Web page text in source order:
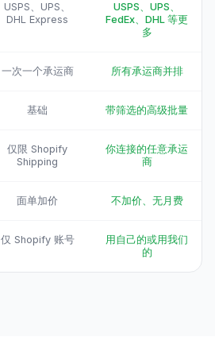
USPS、UPS、
DHL Express
USPS、UPS、
FedEx、DHL 等更
多
一次一个承运商 所有承运商并排
基础 带筛选的高级批量
仅限 Shopify
Shipping
你连接的任意承运
商
面单加价 不加价、无月费
仅 Shopify 账号
用自己的或用我们
的